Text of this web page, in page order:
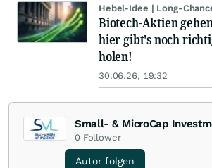
Hebel-Idee | Long-
Biotech-Aktien
hier gibt's noch
holen!
30.06.26, 19:32
Small- & MicroCap
0 Follower
Autor folgen